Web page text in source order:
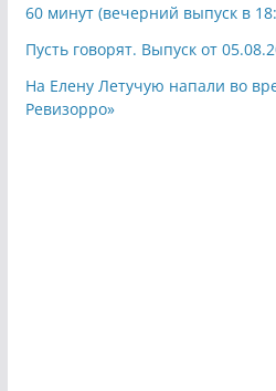
60 минут (вечерний выпуск в
Пусть говорят. Выпуск от
На Елену Летучую напали во
Ревизорро»